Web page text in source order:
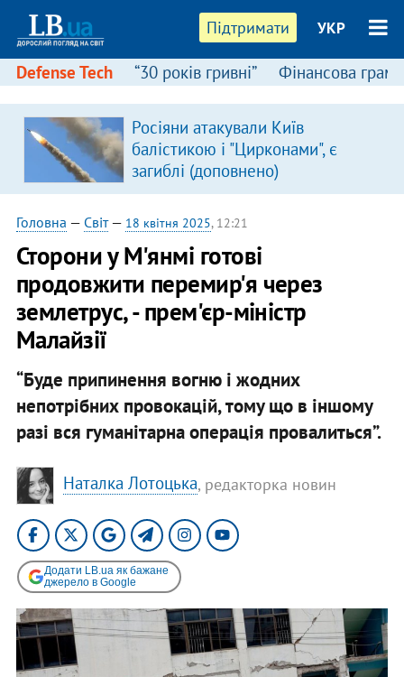
Підтримати УКР
Defense Tech “30 років гривні” Фінансова
Росіяни атакували Київ
балістикою і "Цирконами", є
загиблі (доповнено)
Головна — Світ— 18 квітня 2025, 12:21
Сторони у М'янмі готові
продовжити перемир'я через
землетрус, - прем'єр-міністр
Малайзії
“Буде припинення вогню і жодних
непотрібних провокацій, тому що в іншому
разі вся гуманітарна операція провалиться”.
Наталка Лотоцька, редакторка новин
Додати LB.ua як бажане
джерело в Google